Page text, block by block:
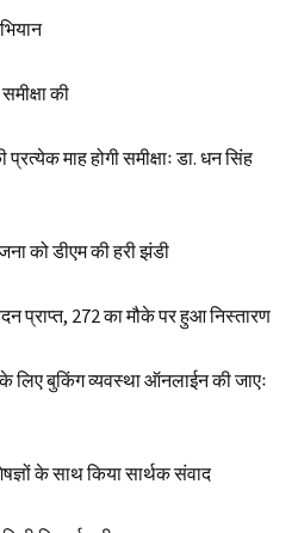
की
प्रत्येक माह होगी समीक्षाः डा. धन सिंह
को डीएम की हरी झंडी
प्राप्त, 272 का मौके पर हुआ निस्तारण
बुकिंग व्यवस्था ऑनलाईन की जाएः
के साथ किया सार्थक संवाद